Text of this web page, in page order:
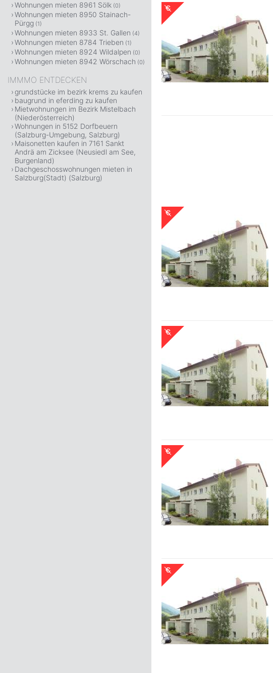
Wohnungen mieten 8961 Sölk (0)
Wohnungen mieten 8950 Stainach-
Pürgg (1)
Wohnungen mieten 8933 St. Gallen (4)
Wohnungen mieten 8784 Trieben (1)
Wohnungen mieten 8924 Wildalpen (0)
Wohnungen mieten 8942 Wörschach (0)
IMMMO ENTDECKEN
grundstücke im bezirk krems zu kaufen
baugrund in eferding zu kaufen
Mietwohnungen im Bezirk Mistelbach
(Niederösterreich)
Wohnungen in 5152 Dorfbeuern
(Salzburg-Umgebung, Salzburg)
Maisonetten kaufen in 7161 Sankt
Andrä am Zicksee (Neusiedl am See,
Burgenland)
Dachgeschosswohnungen mieten in
Salzburg(Stadt) (Salzburg)